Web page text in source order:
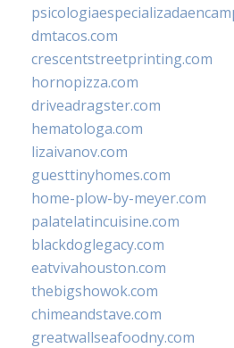
dmtacos.com
crescentstreetprinting.com
hornopizza.com
driveadragster.com
hematologa.com
lizaivanov.com
guesttinyhomes.com
home-plow-by-meyer.com
palatelatincuisine.com
blackdoglegacy.com
eatvivahouston.com
thebigshowok.com
chimeandstave.com
greatwallseafoodny.com